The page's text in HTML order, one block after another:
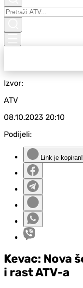
Izvor:
ATV
08.10.2023 20:10
Podijeli:
Link je kopiran!
Kevac: Nova
i rast ATV-a